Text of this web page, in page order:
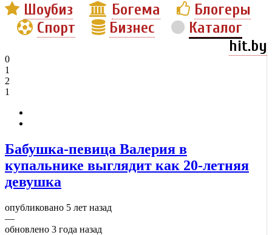
Шоубиз Богема
Блогеры
Спорт
Бизнес
Каталог
hit.by
0
1
2
1
Бабушка-певица Валерия в
купальнике выглядит как 20-летняя
девушка
опубликовано 5 лет назад
—
обновлено 3 года назад